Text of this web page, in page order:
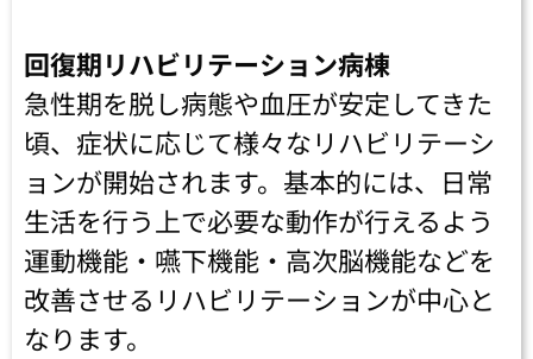
回復期リハビリテーション病棟
急性期を脱し病態や血圧が安定してきた
頃、症状に応じて様々なリハビリテーシ
ョンが開始されます。基本的には、日常
生活を行う上で必要な動作が行えるよう
運動機能・嚥下機能・高次脳機能などを
改善させるリハビリテーションが中心と
なります。